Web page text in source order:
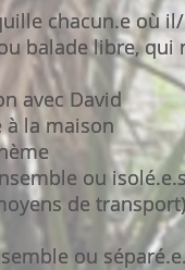
chacun.e où
balade libre,
avec David
à la maison
ou
de transport)
ou
chacun.e où
balade libre,
avec David
à la maison
ou
de transport)
ou